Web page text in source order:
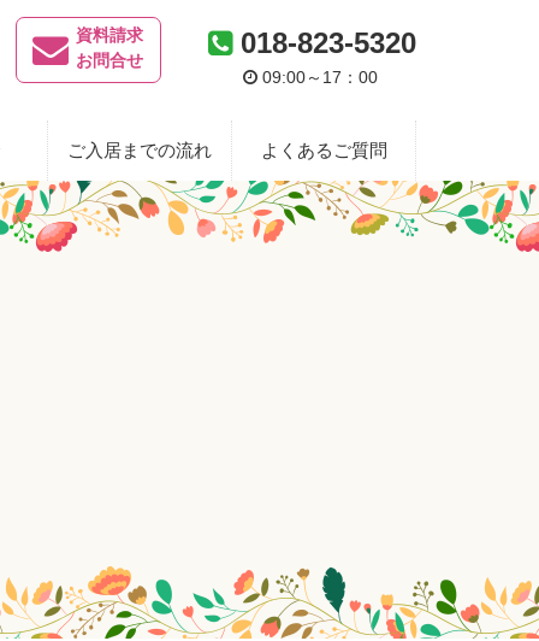
資料請求
お問合せ
018-823-5320
09:00～17：00
ご入居までの流れ よくあるご質問